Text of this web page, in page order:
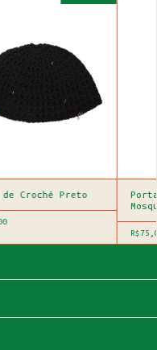
de Crochê Preto